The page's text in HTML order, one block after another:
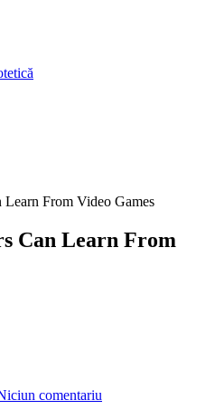
Learn From Video Games
Can Learn From
comentariu